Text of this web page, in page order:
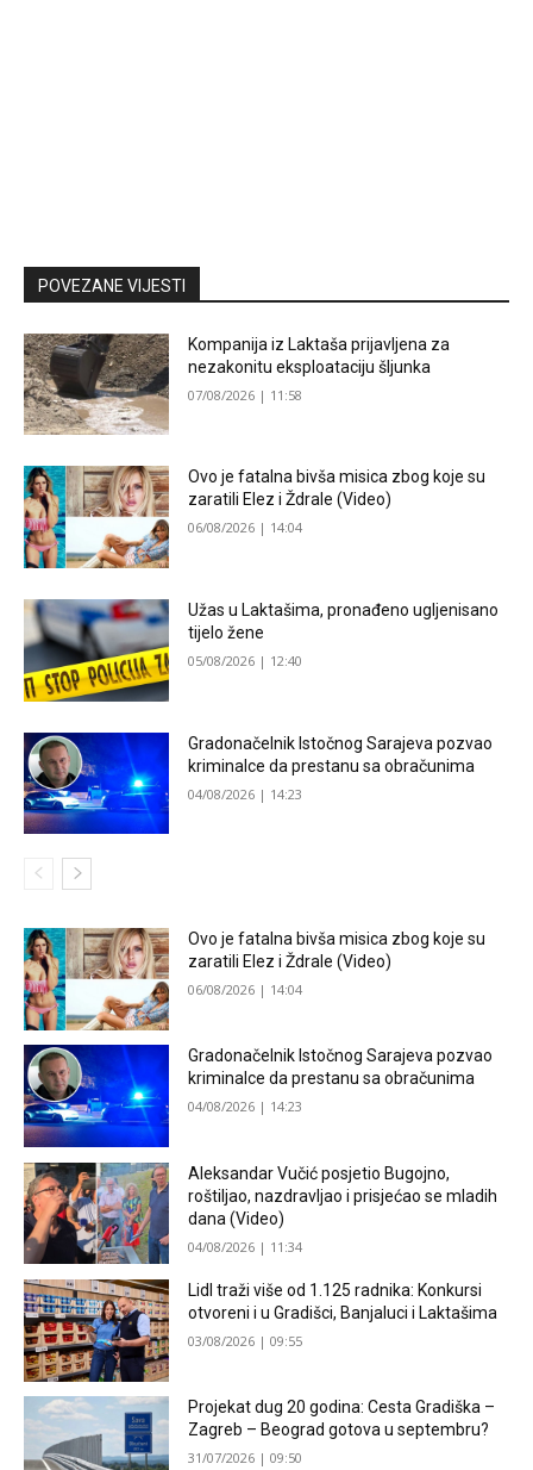
POVEZANE VIJESTI
Kompanija iz Laktaša prijavljena za
nezakonitu eksploataciju šljunka
07/08/2026 | 11:58
Ovo je fatalna bivša misica zbog koje su
zaratili Elez i Ždrale (Video)
06/08/2026 | 14:04
Užas u Laktašima, pronađeno ugljenisano
tijelo žene
05/08/2026 | 12:40
Gradonačelnik Istočnog Sarajeva pozvao
kriminalce da prestanu sa obračunima
04/08/2026 | 14:23
Ovo je fatalna bivša misica zbog koje su
zaratili Elez i Ždrale (Video)
06/08/2026 | 14:04
Gradonačelnik Istočnog Sarajeva pozvao
kriminalce da prestanu sa obračunima
04/08/2026 | 14:23
Aleksandar Vučić posjetio Bugojno,
roštiljao, nazdravljao i prisjećao se mladih
dana (Video)
04/08/2026 | 11:34
Lidl traži više od 1.125 radnika: Konkursi
otvoreni i u Gradišci, Banjaluci i Laktašima
03/08/2026 | 09:55
Projekat dug 20 godina: Cesta Gradiška –
Zagreb – Beograd gotova u septembru?
31/07/2026 | 09:50